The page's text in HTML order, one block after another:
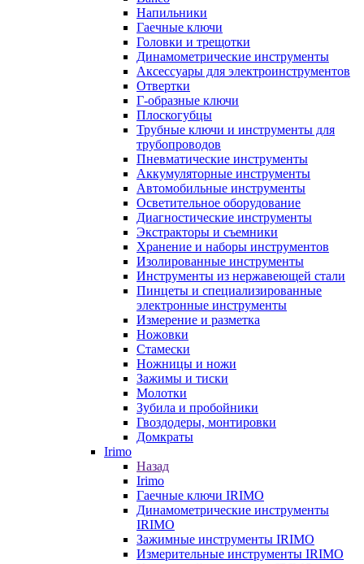
Напильники
Гаечные ключи
Головки и трещотки
Динамометрические инструменты
Аксессуары для электроинструментов
Отвертки
Г-образные ключи
Плоскогубцы
Трубные ключи и инструменты для
трубопроводов
Пневматические инструменты
Аккумуляторные инструменты
Автомобильные инструменты
Осветительное оборудование
Диагностические инструменты
Экстракторы и съемники
Хранение и наборы инструментов
Изолированные инструменты
Инструменты из нержавеющей стали
Пинцеты и специализированные
электронные инструменты
Измерение и разметка
Ножовки
Стамески
Ножницы и ножи
Зажимы и тиски
Молотки
Зубила и пробойники
Гвоздодеры, монтировки
Домкраты
Irimo
Назад
Irimo
Гаечные ключи IRIMO
Динамометрические инструменты
IRIMO
Зажимные инструменты IRIMO
Измерительные инструменты IRIMO